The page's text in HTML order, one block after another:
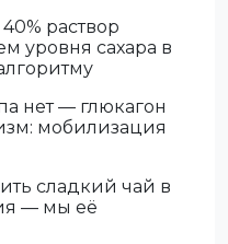
раствор
уровня сахара в
нет — глюкагон
мобилизация
сладкий чай в
— мы её